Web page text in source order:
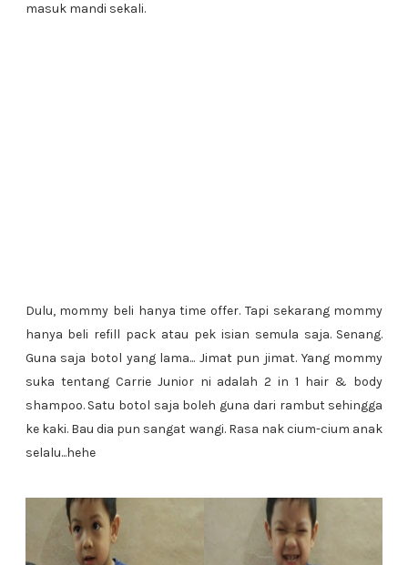
masuk mandi sekali.
Dulu, mommy beli hanya time offer. Tapi sekarang mommy
hanya beli refill pack atau pek isian semula saja. Senang.
Guna saja botol yang lama... Jimat pun jimat. Yang mommy
suka tentang Carrie Junior ni adalah 2 in 1 hair & body
shampoo. Satu botol saja boleh guna dari rambut sehingga
ke kaki. Bau dia pun sangat wangi. Rasa nak cium-cium anak
selalu...hehe